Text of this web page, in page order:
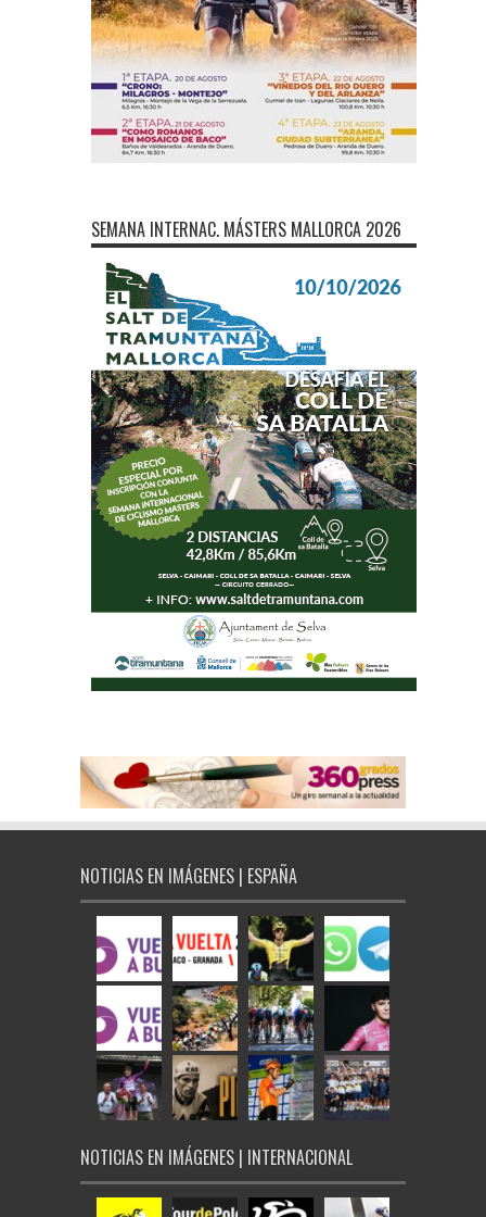
SEMANA INTERNAC. MÁSTERS MALLORCA 2026
NOTICIAS EN IMÁGENES | ESPAÑA
NOTICIAS EN IMÁGENES | INTERNACIONAL